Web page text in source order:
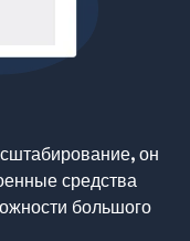
он
средства
большого